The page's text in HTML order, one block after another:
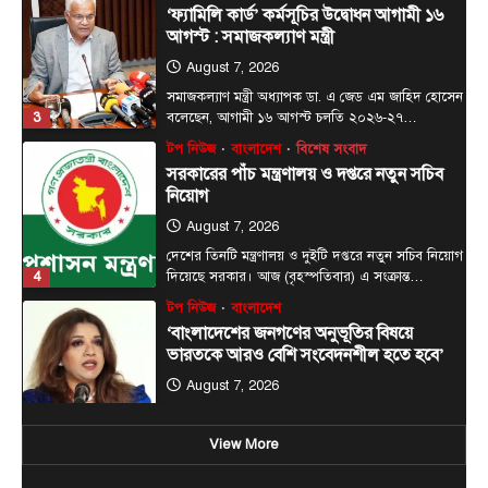
4
সরকারের পাঁচ মন্ত্রণালয় ও দপ্তরে নতুন সচিব
নিয়োগ
August 7, 2026
দেশের তিনটি মন্ত্রণালয় ও দুইটি দপ্তরে নতুন সচিব নিয়োগ
দিয়েছে সরকার। আজ (বৃহস্পতিবার) এ সংক্রান্ত…
5
টপ নিউজ বাংলাদেশ
‘বাংলাদেশের জনগণের অনুভূতির বিষয়ে
ভারতকে আরও বেশি সংবেদনশীল হতে হবে’
August 7, 2026
পররাষ্ট্র প্রতিমন্ত্রী শামা ওবায়েদ ইসলাম বলেছেন,
বাংলাদেশের জনগণের অনুভূতি ও সংবেদনশীলতার বিষয়ে
টপ নিউজ বাংলাদেশ বিশেষ সংবাদ
প্রধানমন্ত্রীকে বরণে প্রস্তুত চট্টগ্রাম, নেতাকর্মীরা
চট্টগ্রাম, (বাসস) : প্রধানমন্ত্রী হিসেবে দায়িত্ব গ্রহণের পর
প্রথমবার চট্টগ্রাম সফরে আসছেন তারেক রহমান।
View More